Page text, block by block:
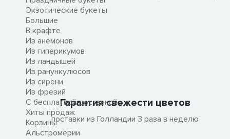
Экзотические букеты
Большие
В крафте
Из анемонов
Из гиперикумов
Из ландышей
Из ранункулюсов
Из сирени
Из фрезий
С бесплатной доставкой
Хиты продаж
Корзины
Альстромерии
Гарантия свежести цветов
поставки из Голландии 3 раза в неделю